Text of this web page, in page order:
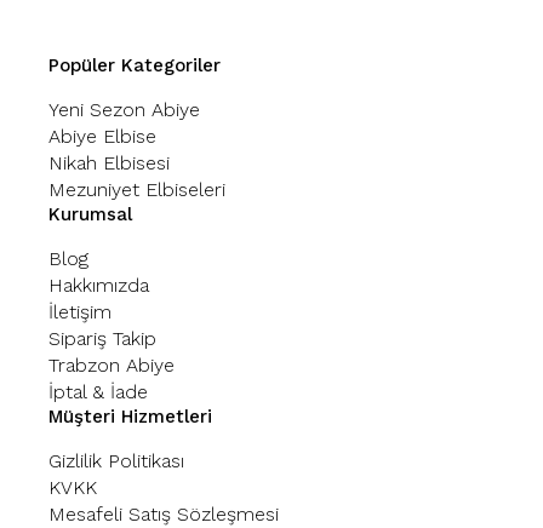
Popüler Kategoriler
Yeni Sezon Abiye
Abiye Elbise
Nikah Elbisesi
Mezuniyet Elbiseleri
Kurumsal
Blog
Hakkımızda
İletişim
Sipariş Takip
Trabzon Abiye
İptal & İade
Müşteri Hizmetleri
Gizlilik Politikası
KVKK
Mesafeli Satış Sözleşmesi